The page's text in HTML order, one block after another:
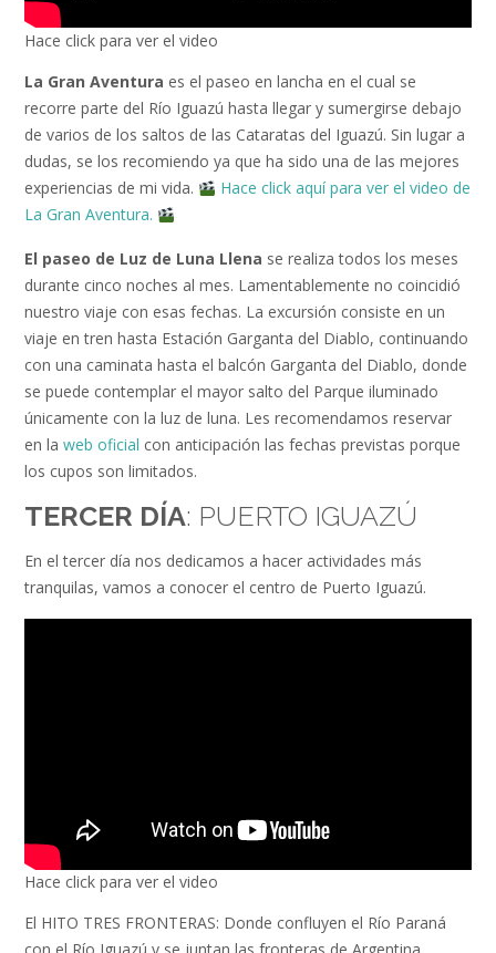
Hace click para ver el video
La Gran Aventura es el paseo en lancha en el cual se
recorre parte del Río Iguazú hasta llegar y sumergirse debajo
de varios de los saltos de las Cataratas del Iguazú. Sin lugar a
dudas, se los recomiendo ya que ha sido una de las mejores
experiencias de mi vida.
Hace click aquí para ver el video de
La Gran Aventura.
El paseo de Luz de Luna Llena se realiza todos los meses
durante cinco noches al mes. Lamentablemente no coincidió
nuestro viaje con esas fechas. La excursión consiste en un
viaje en tren hasta Estación Garganta del Diablo, continuando
con una caminata hasta el balcón Garganta del Diablo, donde
se puede contemplar el mayor salto del Parque iluminado
únicamente con la luz de luna. Les recomendamos reservar
en la web oficial con anticipación las fechas previstas porque
los cupos son limitados.
TERCER DÍA: PUERTO IGUAZÚ
En el tercer día nos dedicamos a hacer actividades más
tranquilas, vamos a conocer el centro de Puerto Iguazú.
Hace click para ver el video
El HITO TRES FRONTERAS: Donde confluyen el Río Paraná